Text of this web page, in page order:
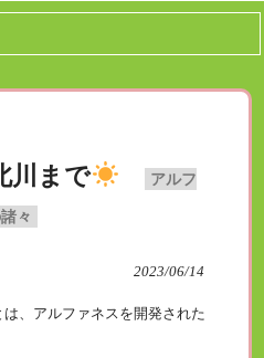
川まで アルフ
々
2023/06/14
は、アルファネスを開発された